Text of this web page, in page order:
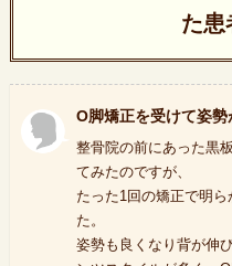
た患
O脚矯正を受けて姿
整骨院の前にあった黒
てみたのですが、
たった1回の矯正で明
た。
姿勢も良くなり背が伸